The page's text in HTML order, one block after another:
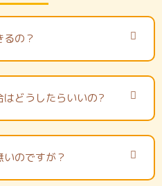
の？
はどうしたらいいの?
のですが？